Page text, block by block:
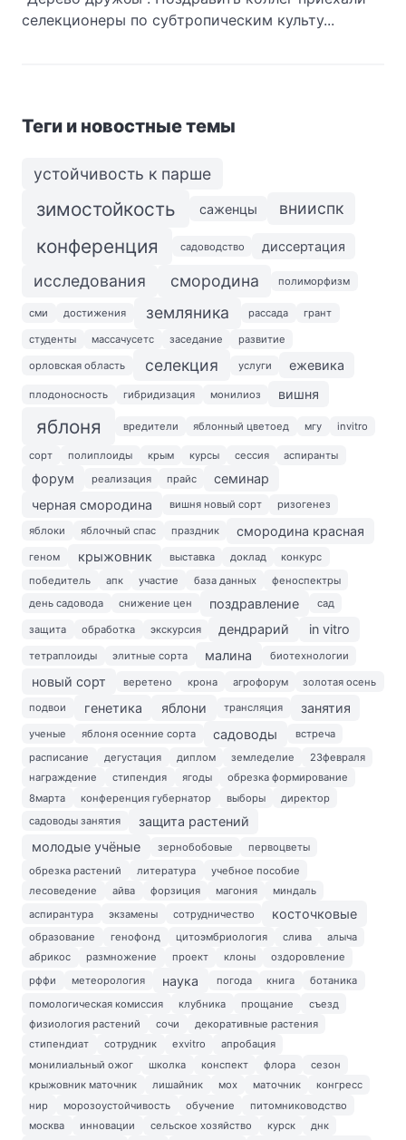
селекционеры по субтропическим культу...
Теги и новостные темы
устойчивость к парше
зимостойкость саженцы внииспк
конференция садоводство диссертация
исследования смородина полиморфизм
сми достижения земляника рассада грант
студенты массачусетс заседание развитие
орловская область селекция услуги ежевика
плодоносность гибридизация монилиоз вишня
яблоня вредители яблонный цветоед мгу invitro
сорт полиплоиды крым курсы сессия аспиранты
форум реализация прайс
семинар
черная смородина
вишня новый сорт ризогенез
яблоки яблочный спас праздник смородина красная
геном крыжовник выставка доклад
конкурс
победитель
апк участие база данных
феноспектры
день садовода
снижение цен поздравление сад
защита обработка экскурсия дендрарий in vitro
тетраплоиды элитные сорта малина биотехнологии
новый сорт веретено крона агрофорум золотая осень
подвои генетика яблони трансляция занятия
ученые яблоня осенние сорта садоводы
встреча
расписание
дегустация диплом земледелие
23февраля
награждение
стипендия ягоды
обрезка формирование
8марта
конференция губернатор выборы
директор
садоводы занятия
защита растений
молодые учёные
зернобобовые
первоцветы
обрезка растений
литература
учебное пособие
лесоведение
айва форзиция магония
миндаль
аспирантура
экзамены сотрудничество косточковые
образование генофонд цитоэмбриология слива
алыча
абрикос
размножение проект клоны
оздоровление
рффи
метеорология наука погода книга
ботаника
помологическая комиссия
клубника прощание
съезд
физиология растений
сочи
декоративные растения
стипендиат
сотрудник exvitro
апробация
монилиальный ожог
школка конспект флора
сезон
крыжовник маточник
лишайник мох маточник
конгресс
нир
морозоустойчивость обучение
питомниководство
москва
инновации сельское хозяйство курск
днк